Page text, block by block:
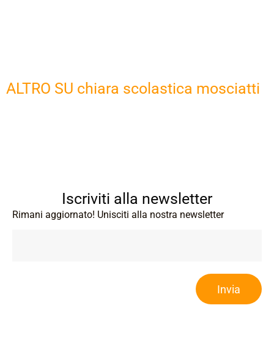
ALTRO SU chiara scolastica mosciatti
Iscriviti alla newsletter
Rimani aggiornato! Unisciti alla nostra newsletter